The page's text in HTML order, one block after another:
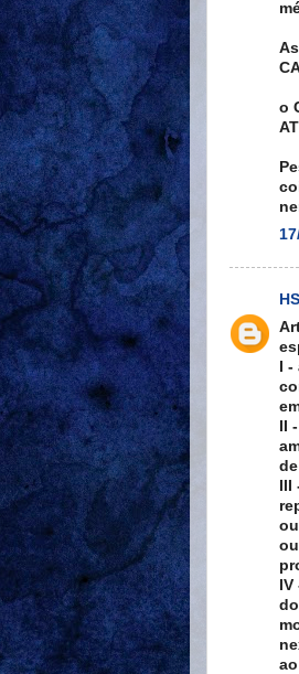
o
I